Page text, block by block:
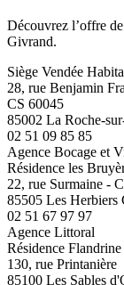
Découvrez l’offre
Givrand.
Siège Vendée
28, rue Benjamin
CS 60045
85002 La Roche-
02 51 09 85 85
Agence Bocage et
Résidence les
22, rue Surmaine -
85505 Les Herbiers
02 51 67 97 97
Agence Littoral
Résidence Flandrine
130, rue Printanière
85100 Les Sables